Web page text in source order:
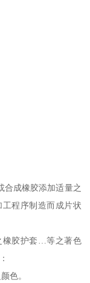
成橡胶添加适量之
程序制造而成片状
橡胶护套…等之著色
色。